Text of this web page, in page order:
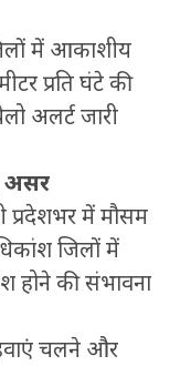
में आकाशीय
प्रति घंटे की
अलर्ट जारी
असर
प्रदेशभर में मौसम
जिलों में
होने की संभावना
चलने और